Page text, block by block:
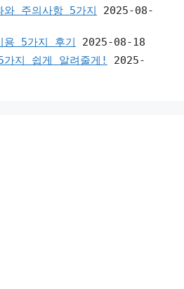
주의사항 5가지
2025-08-
용 5가지 후기
2025-08-18
가지 쉽게 알려줄게!
2025-